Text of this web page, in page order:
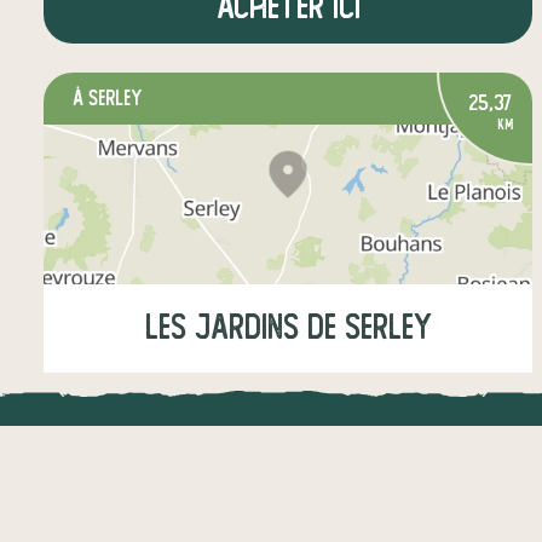
à Serley 25,37
km
Les Jardins de Serley
Mardi
10:00-17:30
Mercredi13:00-17:30